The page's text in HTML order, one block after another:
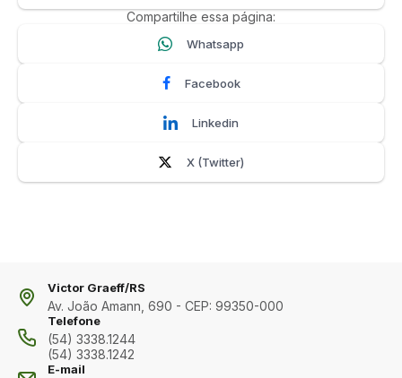
Compartilhe essa página:
Whatsapp
Facebook
Linkedin
X (Twitter)
Victor Graeff/RS
Av. João Amann, 690 - CEP: 99350-000
Telefone
(54) 3338.1244
(54) 3338.1242
E-mail